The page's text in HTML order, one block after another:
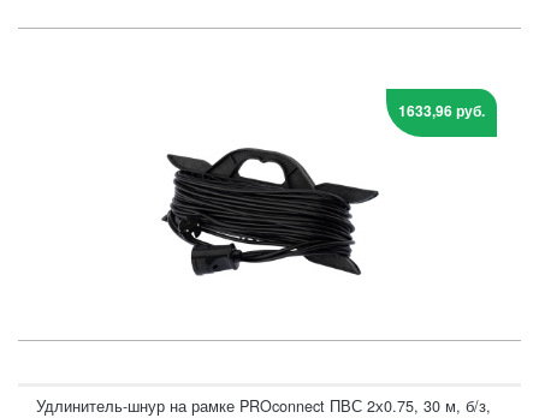
1633,96 руб.
Удлинитель-шнур на рамке PROconnect ПВС 2х0.75, 30 м, б/з,